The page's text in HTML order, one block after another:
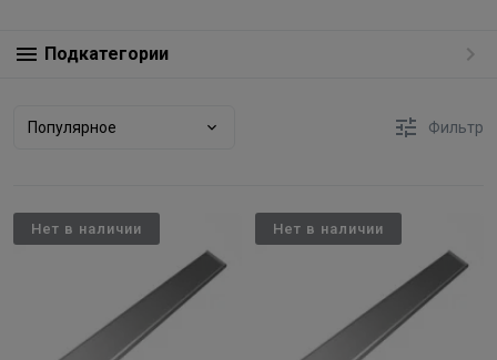
Подкатегории
Популярное Фильтр
Нет в наличии Нет в наличии